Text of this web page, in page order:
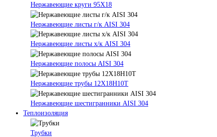
Нержавеющие круги 95Х18
Нержавеющие листы г/к AISI 304
Нержавеющие листы х/к AISI 304
Нержавеющие полосы AISI 304
Нержавеющие трубы 12Х18Н10Т
Нержавеющие шестигранники AISI 304
Теплоизоляция
Трубки